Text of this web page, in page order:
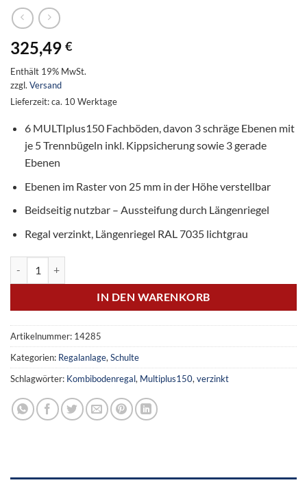
325,49 €
Enthält 19% MwSt.
zzgl. Versand
Lieferzeit: ca. 10 Werktage
6 MULTIplus150 Fachböden, davon 3 schräge Ebenen mit
je 5 Trennbügeln inkl. Kippsicherung sowie 3 gerade
Ebenen
Ebenen im Raster von 25 mm in der Höhe verstellbar
Beidseitig nutzbar – Aussteifung durch Längenriegel
Regal verzinkt, Längenriegel RAL 7035 lichtgrau
IN DEN WARENKORB
Artikelnummer: 14285
Kategorien: Regalanlage, Schulte
Schlagwörter: Kombibodenregal, Multiplus150, verzinkt